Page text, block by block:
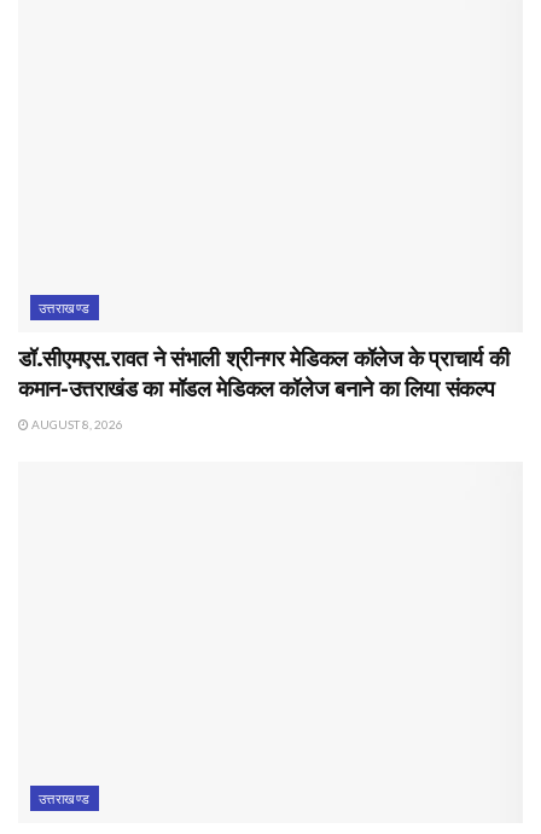
उत्तराखण्ड
डॉ.सीएमएस.रावत ने संभाली श्रीनगर मेडिकल कॉलेज के प्राचार्य की
कमान-उत्तराखंड का मॉडल मेडिकल कॉलेज बनाने का लिया संकल्प
AUGUST 8, 2026
उत्तराखण्ड